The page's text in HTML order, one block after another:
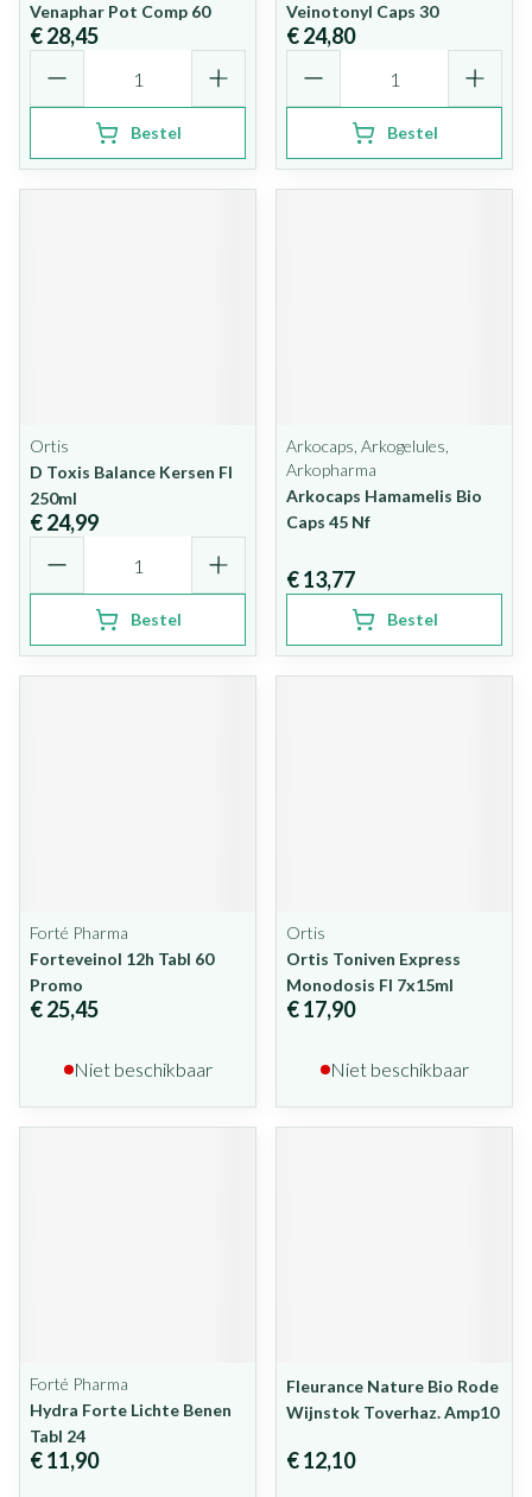
Venaphar Pot Comp 60
€ 28,45
Bestel
Veinotonyl Caps 30
€ 24,80
Bestel
Ortis
D Toxis Balance Kersen Fl
250ml
€ 24,99
Bestel
Arkocaps, Arkogelules,
Arkopharma
Arkocaps Hamamelis Bio
Caps 45 Nf
€ 13,77
Bestel
Forté Pharma
Forteveinol 12h Tabl 60
Promo
€ 25,45
Niet beschikbaar
Ortis
Ortis Toniven Express
Monodosis Fl 7x15ml
€ 17,90
Niet beschikbaar
Forté Pharma
Hydra Forte Lichte Benen
Tabl 24
€ 11,90
Fleurance Nature Bio Rode
Wijnstok Toverhaz. Amp10
€ 12,10